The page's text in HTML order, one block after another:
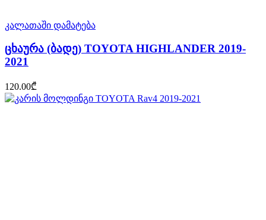
კალათაში დამატება
ცხაურა (ბადე) TOYOTA HIGHLANDER 2019-
2021
120.00₾